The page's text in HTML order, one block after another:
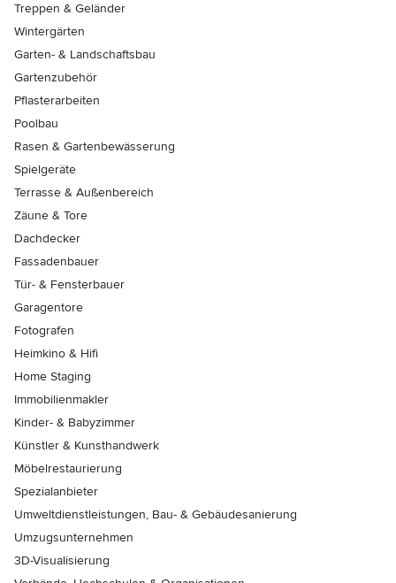
Treppen & Geländer
Wintergärten
Garten- & Landschaftsbau
Gartenzubehör
Pflasterarbeiten
Poolbau
Rasen & Gartenbewässerung
Spielgeräte
Terrasse & Außenbereich
Zäune & Tore
Dachdecker
Fassadenbauer
Tür- & Fensterbauer
Garagentore
Fotografen
Heimkino & Hifi
Home Staging
Immobilienmakler
Kinder- & Babyzimmer
Künstler & Kunsthandwerk
Möbelrestaurierung
Spezialanbieter
Umweltdienstleistungen, Bau- & Gebäudesanierung
Umzugsunternehmen
3D-Visualisierung